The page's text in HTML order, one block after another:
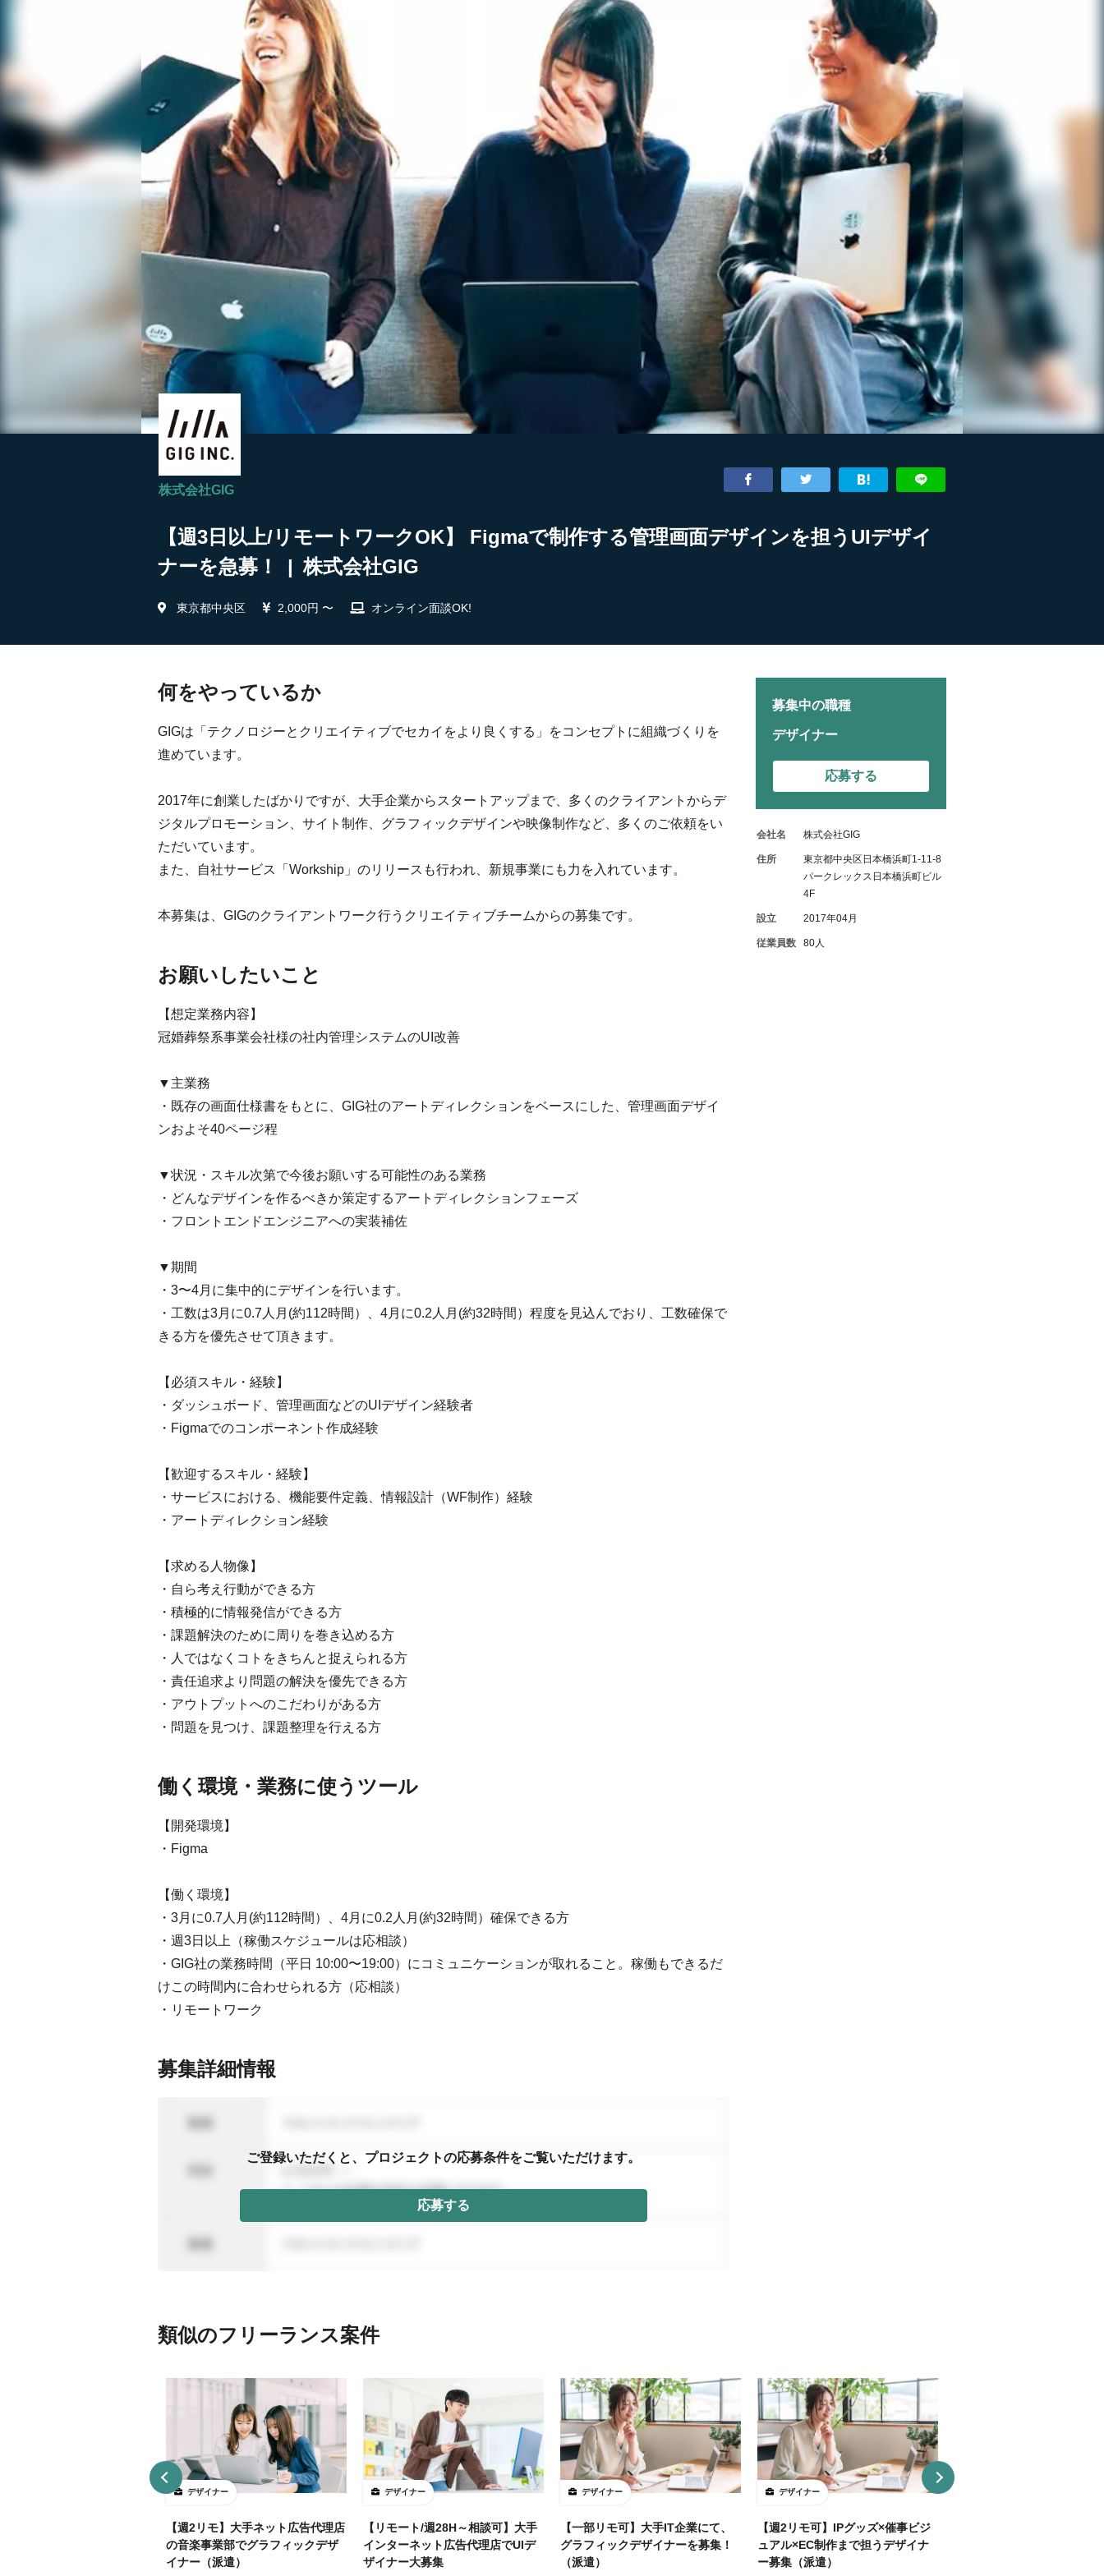
株式会社GIG
【週3日以上/リモートワークOK】 Figmaで制作する管理画面デザインを担うUIデザイ
ナーを急募！ | 株式会社GIG
東京都中央区 2,000円 〜 オンライン面談OK!
何をやっているか
GIGは「テクノロジーとクリエイティブでセカイをより良くする」をコンセプトに組織づくりを
進めています。
2017年に創業したばかりですが、大手企業からスタートアップまで、多くのクライアントからデ
ジタルプロモーション、サイト制作、グラフィックデザインや映像制作など、多くのご依頼をい
ただいています。
また、自社サービス「Workship」のリリースも行われ、新規事業にも力を入れています。
本募集は、GIGのクライアントワーク行うクリエイティブチームからの募集です。
お願いしたいこと
【想定業務内容】
冠婚葬祭系事業会社様の社内管理システムのUI改善
▼主業務
・既存の画面仕様書をもとに、GIG社のアートディレクションをベースにした、管理画面デザイ
ンおよそ40ページ程
▼状況・スキル次第で今後お願いする可能性のある業務
・どんなデザインを作るべきか策定するアートディレクションフェーズ
・フロントエンドエンジニアへの実装補佐
▼期間
・3〜4月に集中的にデザインを行います。
・工数は3月に0.7人月(約112時間）、4月に0.2人月(約32時間）程度を見込んでおり、工数確保で
きる方を優先させて頂きます。
【必須スキル・経験】
・ダッシュボード、管理画面などのUIデザイン経験者
・Figmaでのコンポーネント作成経験
【歓迎するスキル・経験】
・サービスにおける、機能要件定義、情報設計（WF制作）経験
・アートディレクション経験
【求める人物像】
・自ら考え行動ができる方
・積極的に情報発信ができる方
・課題解決のために周りを巻き込める方
・人ではなくコトをきちんと捉えられる方
・責任追求より問題の解決を優先できる方
・アウトプットへのこだわりがある方
・問題を見つけ、課題整理を行える方
働く環境・業務に使うツール
【開発環境】
・Figma
【働く環境】
・3月に0.7人月(約112時間）、4月に0.2人月(約32時間）確保できる方
・週3日以上（稼働スケジュールは応相談）
・GIG社の業務時間（平日 10:00〜19:00）にコミュニケーションが取れること。稼働もできるだ
けこの時間内に合わせられる方（応相談）
・リモートワーク
募集詳細情報
ご登録いただくと、プロジェクトの応募条件をご覧いただけます。
応募する
募集中の職種
デザイナー
応募する
会社名 株式会社GIG
住所
東京都中央区日本橋浜町1-11-8
パークレックス日本橋浜町ビル
4F
設立 2017年04月
従業員数 80人
類似のフリーランス案件
デザイナー
【週2リモ】大手ネット広告代理店
の音楽事業部でグラフィックデザ
イナー（派遣）
デザイナー
【リモート/週28H～相談可】大手
インターネット広告代理店でUIデ
ザイナー大募集
デザイナー
【一部リモ可】大手IT企業にて、
グラフィックデザイナーを募集！
（派遣）
デザイナー
【週2リモ可】IPグッズ×催事ビジ
ュアル×EC制作まで担うデザイナ
ー募集（派遣）